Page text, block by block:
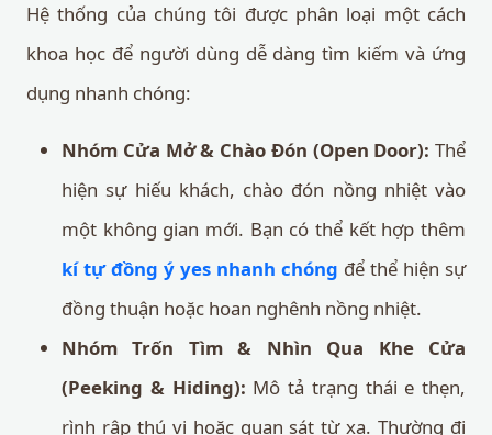
Hệ thống của chúng tôi được phân loại một cách
khoa học để người dùng dễ dàng tìm kiếm và ứng
dụng nhanh chóng:
Nhóm Cửa Mở & Chào Đón (Open Door): Thể
hiện sự hiếu khách, chào đón nồng nhiệt vào
một không gian mới. Bạn có thể kết hợp thêm
kí tự đồng ý yes nhanh chóng để thể hiện sự
đồng thuận hoặc hoan nghênh nồng nhiệt.
Nhóm Trốn Tìm & Nhìn Qua Khe Cửa
(Peeking & Hiding): Mô tả trạng thái e thẹn,
rình rập thú vị hoặc quan sát từ xa. Thường đi